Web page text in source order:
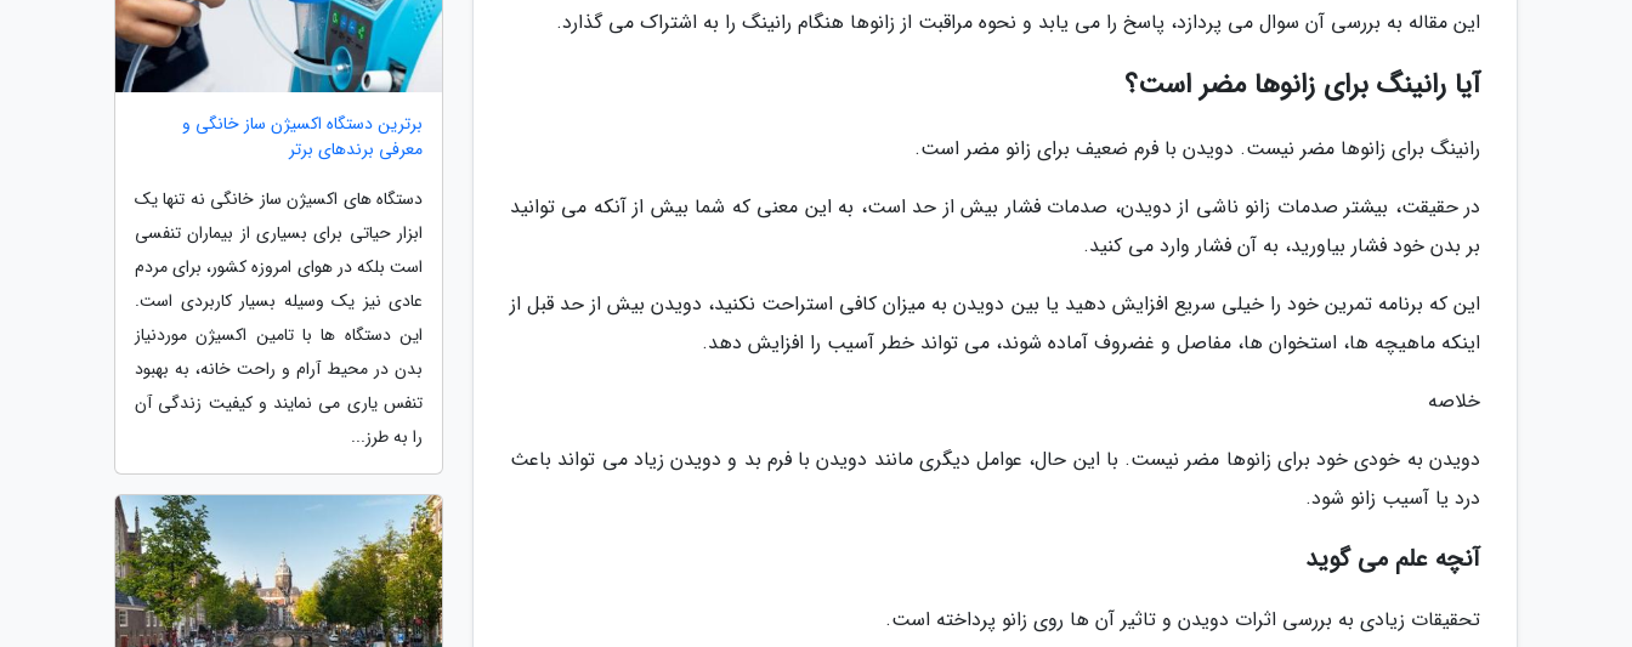
این مقاله به بررسی آن سوال می پردازد، پاسخ را می یابد و نحوه مراقبت از زانوها هنگام رانینگ را به اشتراک می گذارد.
آیا رانینگ برای زانوها مضر است؟
رانینگ برای زانوها مضر نیست. دویدن با فرم ضعیف برای زانو مضر است.
در حقیقت، بیشتر صدمات زانو ناشی از دویدن، صدمات فشار بیش از حد است، به این معنی که شما بیش از آنکه می توانید
بر بدن خود فشار بیاورید، به آن فشار وارد می کنید.
این که برنامه تمرین خود را خیلی سریع افزایش دهید یا بین دویدن به میزان کافی استراحت نکنید، دویدن بیش از حد قبل از
اینکه ماهیچه ها، استخوان ها، مفاصل و غضروف آماده شوند، می تواند خطر آسیب را افزایش دهد.
خلاصه
دویدن به خودی خود برای زانوها مضر نیست. با این حال، عوامل دیگری مانند دویدن با فرم بد و دویدن زیاد می تواند باعث
درد یا آسیب زانو شود.
آنچه علم می گوید
تحقیقات زیادی به بررسی اثرات دویدن و تاثیر آن ها روی زانو پرداخته است.
برترین دستگاه اکسیژن ساز خانگی و
معرفی برندهای برتر
دستگاه های اکسیژن ساز خانگی نه تنها یک
ابزار حیاتی برای بسیاری از بیماران تنفسی
است بلکه در هوای امروزه کشور، برای مردم
عادی نیز یک وسیله بسیار کاربردی است.
این دستگاه ها با تامین اکسیژن موردنیاز
بدن در محیط آرام و راحت خانه، به بهبود
تنفس یاری می نمایند و کیفیت زندگی آن
را به طرز...